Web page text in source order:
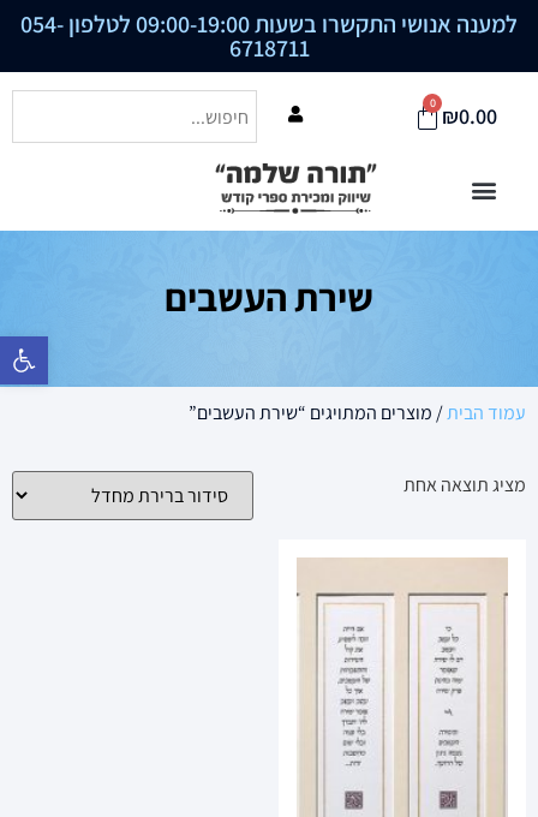
פתח סרגל
למענה אנושי התקשרו בשעות 09:00-19:00 לטלפון 054-
6718711
₪0.00
0
שירת העשבים
עמוד הבית/ מוצרים המתויגים “שירת העשבים”
מציג תוצאה אחת